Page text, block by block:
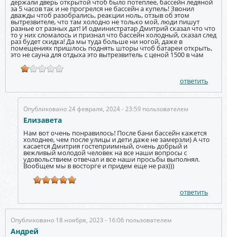
держали дверь открытой чтоб было потеплее, бассейн ледяной
за 5 часов так и не прогрелся не бассейн а купель! Звонил
дважды чтоб разобрались, реакции ноль, отзыв об этом
вытрезвителе, что там холодно не только мой, люди пишут
разные от разных дат! И одминистратар Дмитрий сказал что что
то у них сломалось и признал что бассейн холодный, сказал след
раз будет скидка! Да мы туда больше ни ногой, даже в
помещениях пришлось поднять шторы чтоб батареи открыть,
это не сауна для отдыха это вытрезвитель с ценой 1500 в чам
ответить
Опубликовано 24 февраля, 2024 - 23:59 пользователем
Елизавета
Нам вот очень понравилось! После бани бассейн кажется
холоднее, чем после улицы и дети даже не замерзли) А что
касается Дмитрия гостеприимный, очень добрый и
вежливый молодой человек на все наши вопросы с
удовольствием отвечал и все наши просьбы выполнял.
Вообщем мы в восторге и придем еще не раз)))
ответить
Опубликовано 18 ноября, 2023 - 16:06 пользователем
Андрей